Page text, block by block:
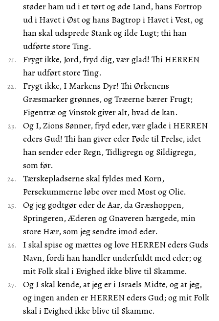
støder ham ud i et tørt og øde Land, hans Fortrop
ud i Havet i Øst og hans Bagtrop i Havet i Vest, og
han skal udsprede Stank og ilde Lugt; thi han
udførte store Ting.
Frygt ikke, Jord, fryd dig, vær glad! Thi HERREN
har udført store Ting.
Frygt ikke, I Markens Dyr! Thi Ørkenens
Græsmarker grønnes, og Træerne bærer Frugt;
Figentræ og Vinstok giver alt, hvad de kan.
Og I, Zions Sønner, fryd eder, vær glade i HERREN
eders Gud! Thi han giver eder Føde til Frelse, idet
han sender eder Regn, Tidligregn og Sildigregn,
som før.
Tærskepladserne skal fyldes med Korn,
Persekummerne løbe over med Most og Olie.
Og jeg godtgør eder de Aar, da Græshoppen,
Springeren, Æderen og Gnaveren hærgede, min
store Hær, som jeg sendte imod eder.
I skal spise og mættes og love HERREN eders Guds
Navn, fordi han handler underfuldt med eder; og
mit Folk skal i Evighed ikke blive til Skamme.
Og I skal kende, at jeg er i Israels Midte, og at jeg,
og ingen anden er HERREN eders Gud; og mit Folk
skal i Evighed ikke blive til Skamme.